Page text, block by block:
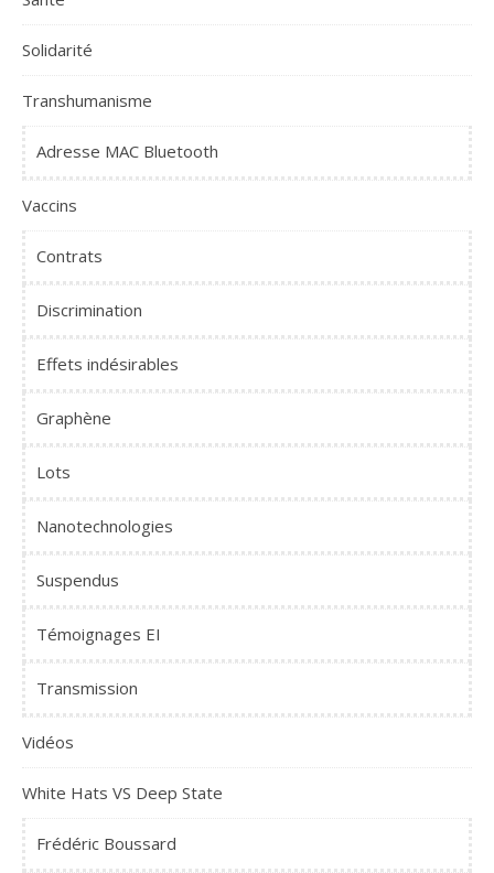
Solidarité
Transhumanisme
Adresse MAC Bluetooth
Vaccins
Contrats
Discrimination
Effets indésirables
Graphène
Lots
Nanotechnologies
Suspendus
Témoignages EI
Transmission
Vidéos
White Hats VS Deep State
Frédéric Boussard